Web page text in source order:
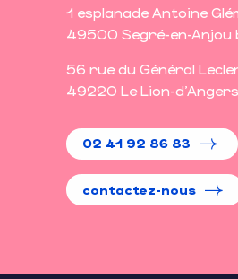
1 esplanade Antoine
49500 Segré-en-Anjou
56 rue du Général
49220 Le Lion-d'Angers
02 41 92 86 83
contactez-nous